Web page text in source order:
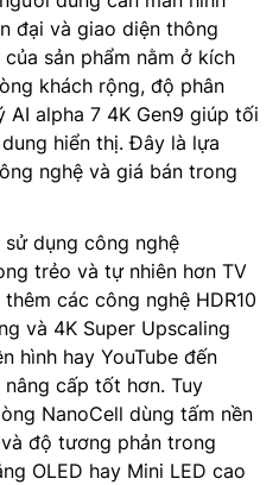
đại và giao diện thông
sản phẩm nằm ở kích
khách rộng, độ phân
alpha 7 4K Gen9 giúp tối
hiển thị. Đây là lựa
nghệ và giá bán trong
sử dụng công nghệ
trẻo và tự nhiên hơn TV
các công nghệ HDR10
và 4K Super Upscaling
hình hay YouTube đến
cấp tốt hơn. Tuy
NanoCell dùng tấm nền
độ tương phản trong
OLED hay Mini LED cao